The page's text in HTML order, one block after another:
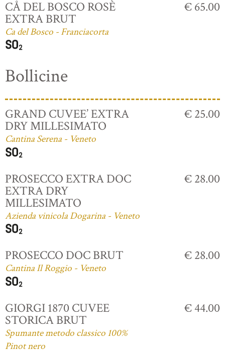
CÅ DEL BOSCO ROSÈ
EXTRA BRUT
Ca del Bosco - Franciacorta
€ 65.00
Bollicine
GRAND CUVEE’ EXTRA
DRY MILLESIMATO
Cantina Serena - Veneto
€ 25.00
PROSECCO EXTRA DOC
EXTRA DRY
MILLESIMATO
Azienda vinicola Dogarina - Veneto
€ 28.00
PROSECCO DOC BRUT
Cantina Il Roggio - Veneto
€ 28.00
GIORGI 1870 CUVEE
STORICA BRUT
Spumante metodo classico 100%
Pinot nero
€ 44.00